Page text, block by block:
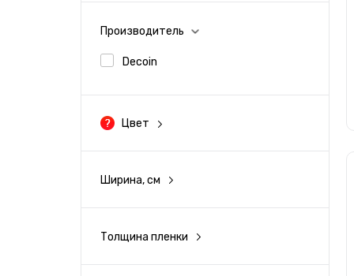
Производитель
Decoin
Цвет
Белый
Ширина, см
Толщина пленки